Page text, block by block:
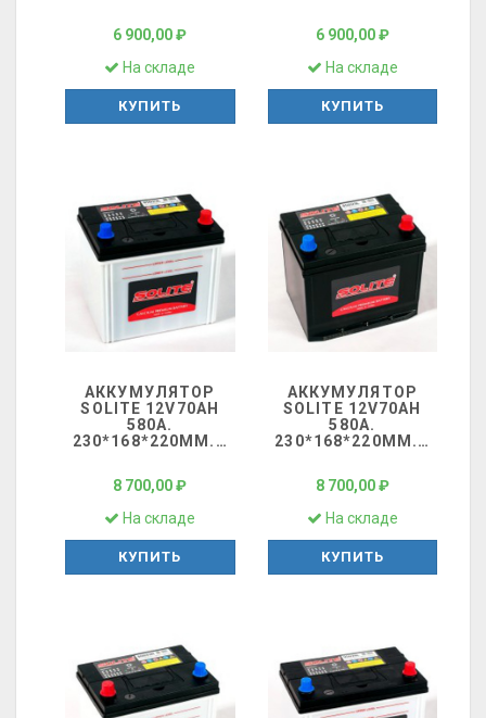
6 900,00 ₽
На складе
КУПИТЬ
6 900,00 ₽
На складе
КУПИТЬ
АККУМУЛЯТОР
SOLITE 12V70AH
580A.
230*168*220ММ. …
8 700,00 ₽
На складе
КУПИТЬ
АККУМУЛЯТОР
SOLITE 12V70AH
580A.
230*168*220ММ.…
8 700,00 ₽
На складе
КУПИТЬ